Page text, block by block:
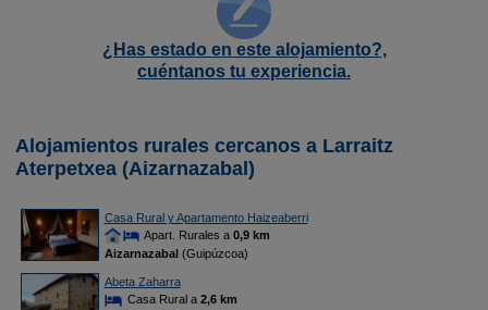
¿Has estado en este alojamiento?,
cuéntanos tu experiencia.
Alojamientos rurales cercanos a Larraitz
Aterpetxea (Aizarnazabal)
Casa Rural y Apartamento Haizeaberri
Apart. Rurales a 0,9 km
Aizarnazabal(Guipúzcoa)
Abeta Zaharra
Casa Rural a 2,6 km